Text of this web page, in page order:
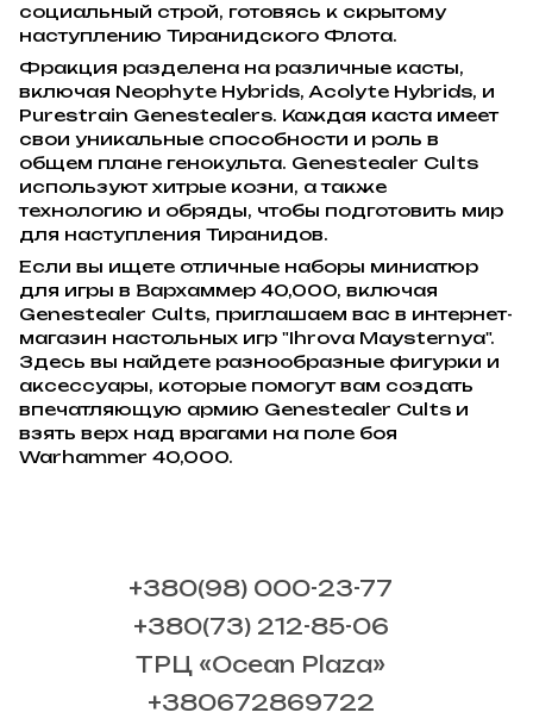
социальный строй, готовясь к скрытому
наступлению Тиранидского Флота.
Фракция разделена на различные касты,
включая Neophyte Hybrids, Acolyte Hybrids, и
Purestrain Genestealers. Каждая каста имеет
свои уникальные способности и роль в
общем плане генокульта. Genestealer Cults
используют хитрые козни, а также
технологию и обряды, чтобы подготовить мир
для наступления Тиранидов.
Если вы ищете отличные наборы миниатюр
для игры в Вархаммер 40,000, включая
Genestealer Cults, приглашаем вас в интернет-
магазин настольных игр "Ihrova Maysternya".
Здесь вы найдете разнообразные фигурки и
аксессуары, которые помогут вам создать
впечатляющую армию Genestealer Cults и
взять верх над врагами на поле боя
Warhammer 40,000.
+380(98) 000-23-77
+380(73) 212-85-06
ТРЦ «Ocean Plaza»
+380672869722